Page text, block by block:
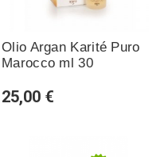
Olio Argan Karité Puro
Marocco ml 30
25,00 €